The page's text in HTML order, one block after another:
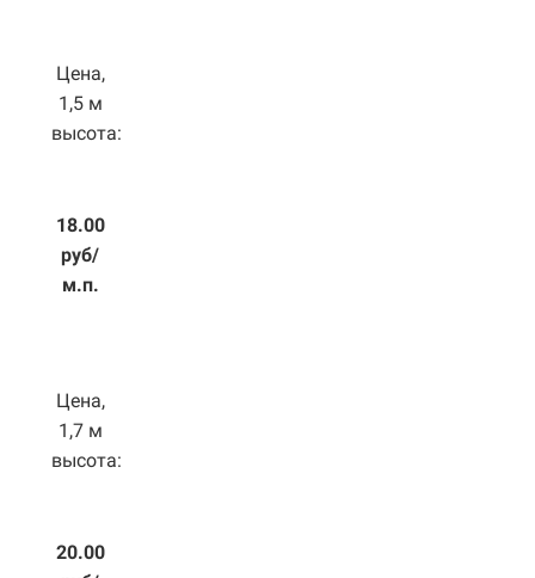
Цена,
1,5 м
высота:
18.00
руб/
м.п.
Цена,
1,7 м
высота:
20.00